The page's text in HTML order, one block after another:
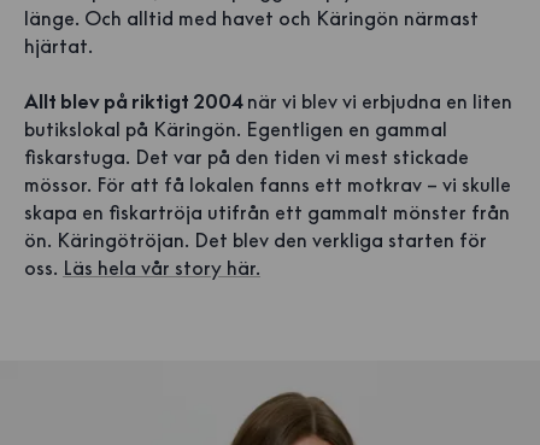
länge. Och alltid med havet och Käringön närmast
hjärtat.
Allt blev på riktigt 2004 när vi blev vi erbjudna en liten
butikslokal på Käringön. Egentligen en gammal
fiskarstuga. Det var på den tiden vi mest stickade
mössor. För att få lokalen fanns ett motkrav – vi skulle
skapa en fiskartröja utifrån ett gammalt mönster från
ön. Käringötröjan. Det blev den verkliga starten för
oss. Läs hela vår story här.